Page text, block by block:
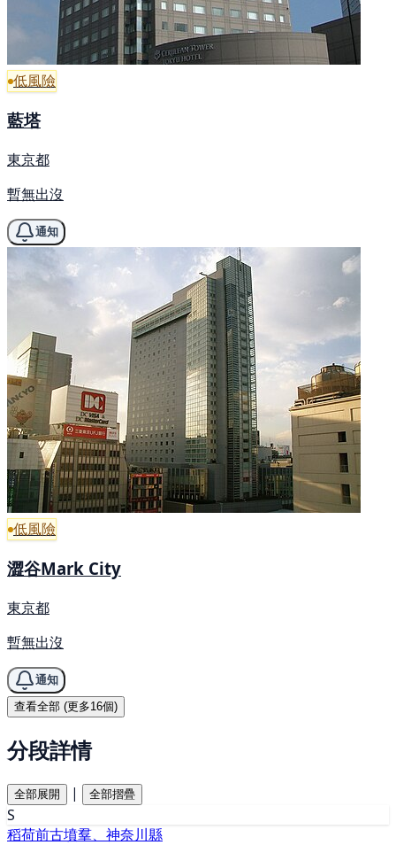
低風險
藍塔
東京都
暫無出沒
通知
低風險
澀谷Mark City
東京都
暫無出沒
通知
查看全部 (更多16個)
分段詳情
全部展開 | 全部摺疊
S
稻荷前古墳羣、神奈川縣